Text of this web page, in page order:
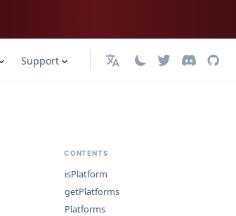
Support 日本語
CONTENTS
isPlatform
getPlatforms
Platforms